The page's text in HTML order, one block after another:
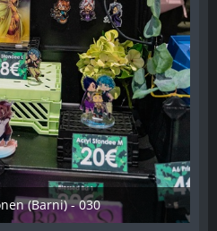
(Barni) - 030